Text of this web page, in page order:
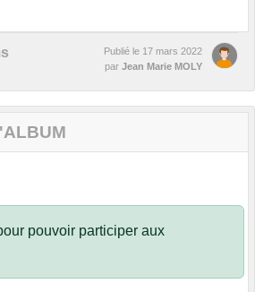
Publié le 17 mars 2022
par Jean Marie MOLY
pouvoir participer aux